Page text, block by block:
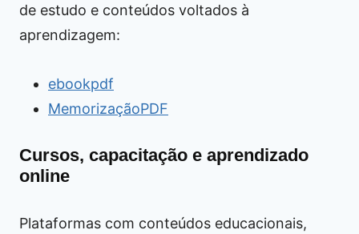
de estudo e conteúdos voltados à
aprendizagem:
ebookpdf
MemorizaçãoPDF
Cursos, capacitação e aprendizado
online
Plataformas com conteúdos educacionais,